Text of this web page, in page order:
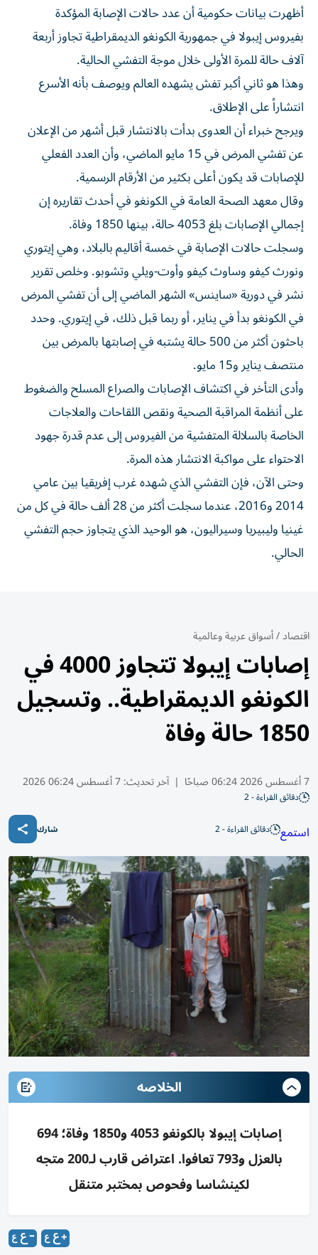
أظهرت بيانات حكومية أن عدد حالات الإصابة المؤكدة
بفيروس إيبولا في جمهورية الكونغو ‌الديمقراطية تجاوز أربعة
آلاف حالة للمرة الأولى خلال موجة ​التفشي ⁠الحالية.
وهذا هو ثاني أكبر تفش ‌يشهده العالم ويوصف ‌بأنه الأسرع
انتشاراً على الإطلاق.
ويرجح خبراء أن العدوى بدأت بالانتشار قبل أشهر من الإعلان
عن تفشي ‌المرض في 15 مايو الماضي، وأن العدد الفعلي
⁠للإصابات قد يكون أعلى بكثير من الأرقام الرسمية.
وقال معهد الصحة العامة في الكونغو في أحدث تقاريره إن
إجمالي الإصابات بلغ 4053 حالة، بينها 1850 وفاة.
وسجلت حالات الإصابة في خمسة ​أقاليم بالبلاد، وهي إيتوري
ونورث كيفو وساوث كيفو ‌وأوت-ويلي وتشوبو. وخلص تقرير
نشر في دورية «ساينس» الشهر الماضي إلى أن تفشي المرض
في الكونغو بدأ ⁠في يناير، أو ربما قبل ذلك، في إيتوري. وحدد
باحثون أكثر من 500 حالة يشتبه ​في إصابتها ‌بالمرض بين
منتصف يناير و15 مايو.
وأدى التأخر في اكتشاف الإصابات والصراع المسلح والضغوط
على أنظمة المراقبة الصحية ونقص اللقاحات والعلاجات
الخاصة ‌بالسلالة المتفشية من ‌الفيروس إلى عدم قدرة ⁠جهود
الاحتواء على مواكبة الانتشار هذه المرة.
وحتى ‌الآن، فإن التفشي الذي شهده غرب إفريقيا بين عامي
2014 و2016، عندما سجلت ⁠أكثر من 28 ألف حالة ​في كل من
غينيا وليبيريا وسيراليون، هو الوحيد الذي يتجاوز حجم التفشي
الحالي.
اقتصاد/أسواق عربية وعالمية
إصابات إيبولا تتجاوز 4000 في
الكونغو الديمقراطية.. وتسجيل
1850 حالة وفاة
7 أغسطس 2026 06:24 صباحًا | آخر تحديث:7 أغسطس 06:24 2026
دقائق القراءة - 2
استمع دقائق القراءة - 2 شارك
الخلاصه
إصابات إيبولا بالكونغو 4053 و1850 وفاة؛ 694
بالعزل و793 تعافوا. اعتراض قارب لـ200 متجه
لكينشاسا وفحوص بمختبر متنقل